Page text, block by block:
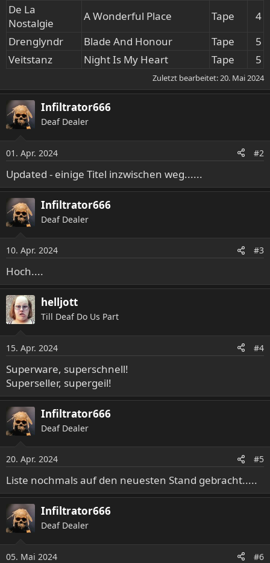
De La
Nostalgie
A Wonderful Place Tape
4​
Drenglyndr
Blade And Honour Tape
5​
Veitstanz
Night Is My Heart Tape 5​
Zuletzt bearbeitet:20. Mai 2024
Infiltrator666
Deaf Dealer
01. Apr. 2024 #2
Updated - einige Titel inzwischen weg......
Infiltrator666
Deaf Dealer
10. Apr. 2024 #3
Hoch....
helljott
Till Deaf Do Us Part
15. Apr. 2024 #4
Superware, superschnell!
Superseller, supergeil!
Infiltrator666
Deaf Dealer
20. Apr. 2024 #5
Liste nochmals auf den neuesten Stand gebracht.....
Infiltrator666
Deaf Dealer
05. Mai 2024 #6